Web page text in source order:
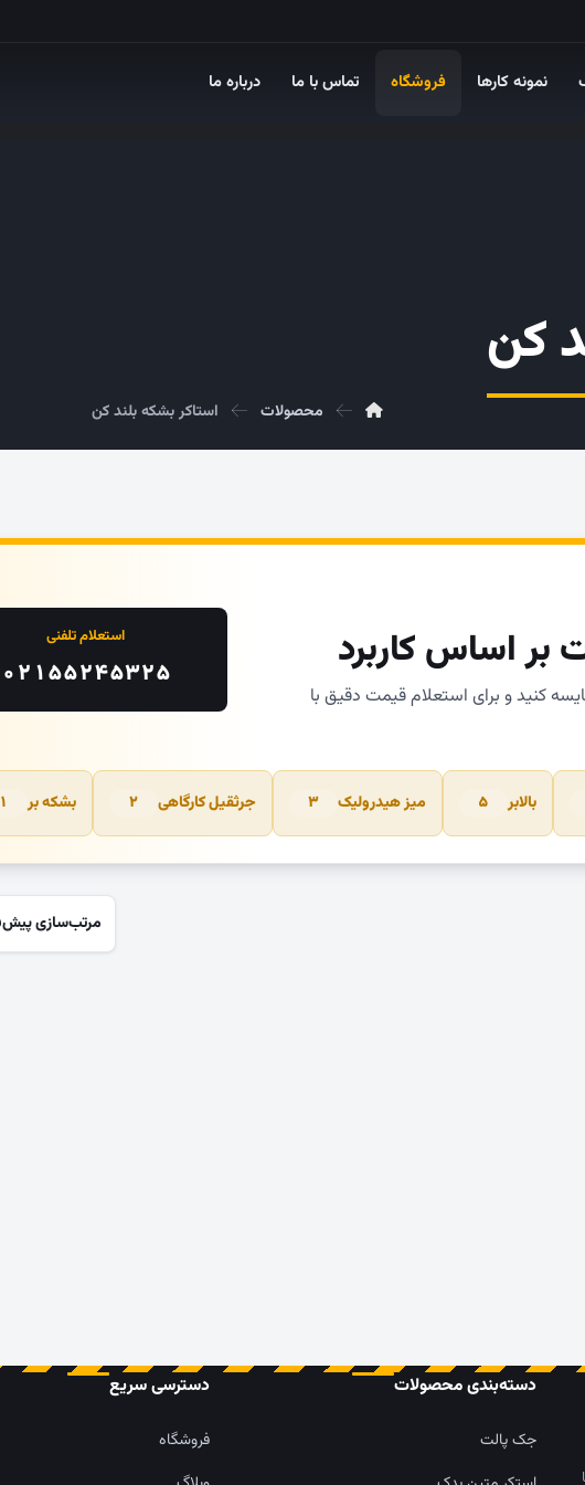
نمونه کارها فروشگاه تماس با ما درباره ما
کن
محصولات استاکر بشکه بلند کن
بر اساس کاربرد
کنید و برای استعلام قیمت دقیق با
استعلام تلفنی
۰۲۱۵۵۲۴۵۳۲۵
بالابر ۵ میز هیدرولیک ۳ جرثقیل کارگاهی ۲ بشکه بر ۱
دسته‌بندی محصولات
جک پالت
دسترسی سریع
فروشگاه